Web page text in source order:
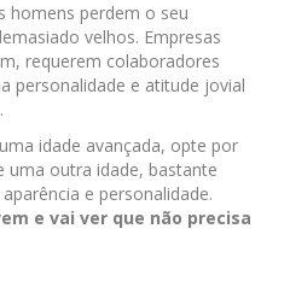
homens perdem o seu
velhos. Empresas
requerem colaboradores
personalidade e atitude jovial
idade avançada, opte por
uma outra idade, bastante
e personalidade.
e vai ver que não precisa